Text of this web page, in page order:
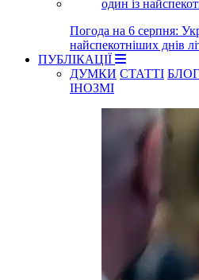
Погода на 6 серпня:
найспекотніших днів
ПУБЛІКАЦІЇ
ДУМКИ СТАТТІ
ІНОЗМІ